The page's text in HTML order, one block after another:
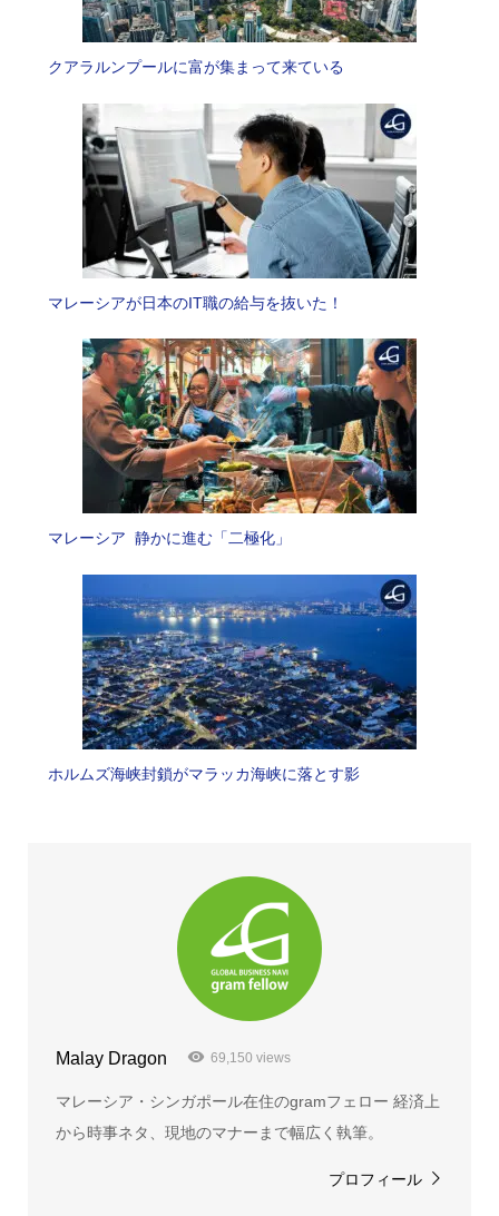
クアラルンプールに富が集まって来ている
マレーシアが日本のIT職の給与を抜いた！
マレーシア 静かに進む「二極化」
ホルムズ海峡封鎖がマラッカ海峡に落とす影
Malay Dragon 69,150 views
マレーシア・シンガポール在住のgramフェロー 経済上
から時事ネタ、現地のマナーまで幅広く執筆。
プロフィール